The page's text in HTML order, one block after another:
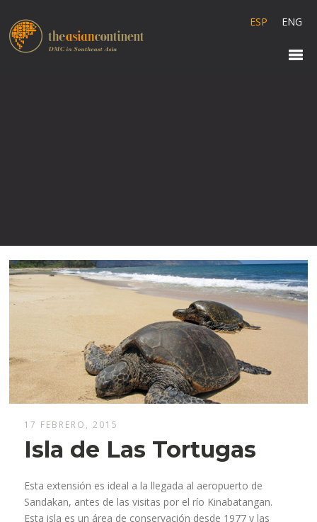
ESP ENG
17 FEBRERO, 2015
Isla de Las Tortugas
Esta extensión es ideal a la llegada al aeropuerto de
Sandakan, antes de las visitas por el río Kinabatangan.
Esta isla es un área de conservación desde 1977 y las